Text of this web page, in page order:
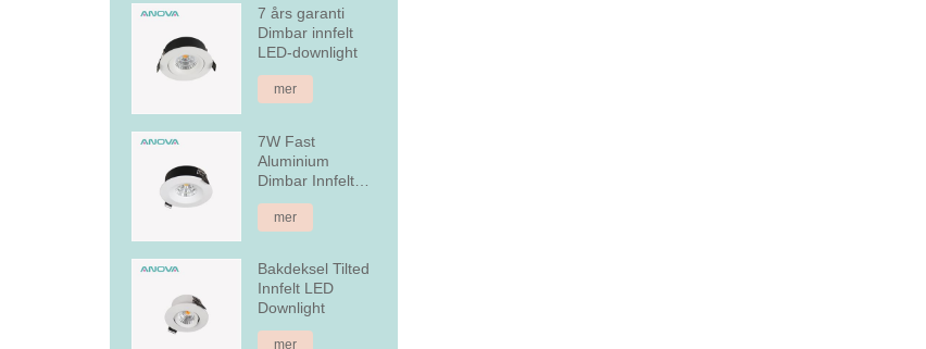
7 års garanti
Dimbar innfelt
LED-downlight
mer
7W Fast
Aluminium
Dimbar Innfelt
LED Downlight
mer
Bakdeksel Tilted
Innfelt LED
Downlight
mer